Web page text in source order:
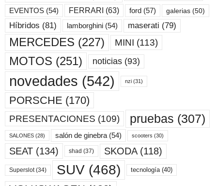
EVENTOS (54) FERRARI (63) ford (57) galerias (50)
Híbridos (81) lamborghini (54) maserati (79)
MERCEDES (227) MINI (113)
MOTOS (251) noticias (93)
novedades (542) nzi (31)
PORSCHE (170)
PRESENTACIONES (109) pruebas (307)
SALONES (28) salón de ginebra(54) scooters (30)
SEAT (134) shad (37) SKODA(118)
Superslot(34) SUV (468) tecnología(40)